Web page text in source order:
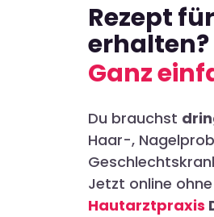
Rezept
erhalten?
Ganz
Du brauchst
Haar-,
Jetzt online
Hautarztpraxis